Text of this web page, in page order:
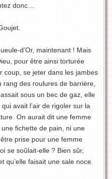
donc…
d’Or, maintenant ! Mais
pour être ainsi torturée
coup, se jeter dans les jambes
des roulures de barrière,
sous un bec de gaz, elle
avait l’air de rigoler sur la
On aurait dit une femme
fichette de pain, ni une
prise pour une femme
se soûlait-elle ? Bien sûr,
qu’elle faisait une sale noce.